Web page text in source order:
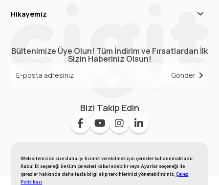
Web sitemizde size daha iyi hizmet verebilmek için çerezler kullanılmaktadır.
Kabul Et seçeneği ile tüm çerezleri kabul edebilir veya Ayarlar seçeneği ile
çerezler hakkında daha fazla bilgi alıp tercihlerinizi yönetebilirsiniz.Çerez
Politikası
Hikayemiz
Bültenimize Üye Olun! Tüm İndirim ve Fırsatlardan İlk
Sizin Haberiniz Olsun!
Gönder
Bizi Takip Edin